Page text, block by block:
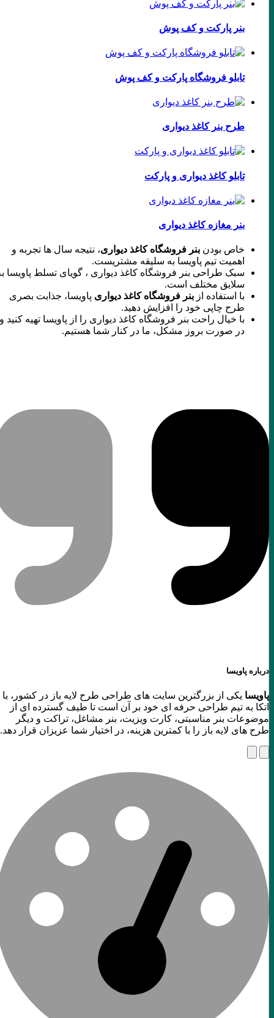
بنر پارکت و کف پوش
تابلو فروشگاه پارکت و کف پوش
طرح بنر کاغذ دیواری
تابلو کاغذ دیواری و پارکت
بنر مغازه کاغذ دیواری
خاص بودنبنر فروشگاه کاغذ دیواری، نتیجه سال ها تجربه و
اهمیت تیم پاویسا به سلیقه مشتریست.
سبک طراحی بنر فروشگاه کاغذ دیواری ، گویای تسلط پاویسا به
سلایق مختلف است.
با استفاده از بنر فروشگاه کاغذ دیواریپاویسا، جذابت بصری
طرح چاپی خود را افزایش دهید.
با خیال راحت بنر فروشگاه کاغذ دیواری را از پاویسا تهیه کنید و
در صورت بروز مشکل، ما در کنار شما هستیم.
درباره پاویسا
پاویسایکی از بزرگترین سایت های طراحی طرح لایه باز در کشور، با
اتکا به تیم طراحی حرفه ای خود بر آن است تا طیف گسترده ای از
موضوعات بنر مناسبتی، کارت ویزیت، بنر مشاغل، تراکت و دیگر
طرح های لایه باز را با کمترین هزینه، در اختیار شما عزیزان قرار دهد.